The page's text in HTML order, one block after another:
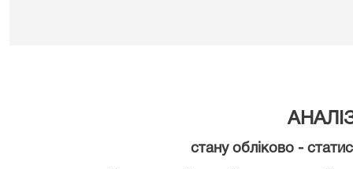
А
стану обліково -